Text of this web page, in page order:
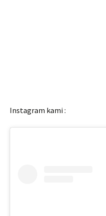
Instagram kami :